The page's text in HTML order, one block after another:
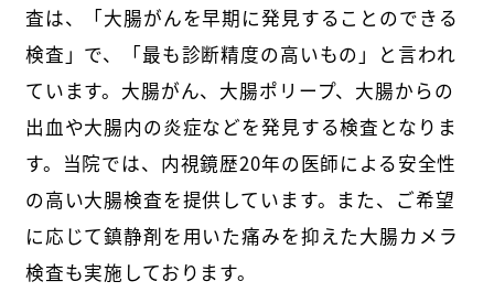
査は、「大腸がんを早期に発見することのできる
検査」で、「最も診断精度の高いもの」と言われ
ています。大腸がん、大腸ポリープ、大腸からの
出血や大腸内の炎症などを発見する検査となりま
す。当院では、内視鏡歴20年の医師による安全性
の高い大腸検査を提供しています。また、ご希望
に応じて鎮静剤を用いた痛みを抑えた大腸カメラ
検査も実施しております。